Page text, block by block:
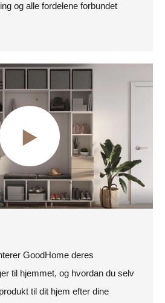
og alle fordelene forbundet
GoodHome deres
til hjemmet, og hvordan du selv
til dit hjem efter dine